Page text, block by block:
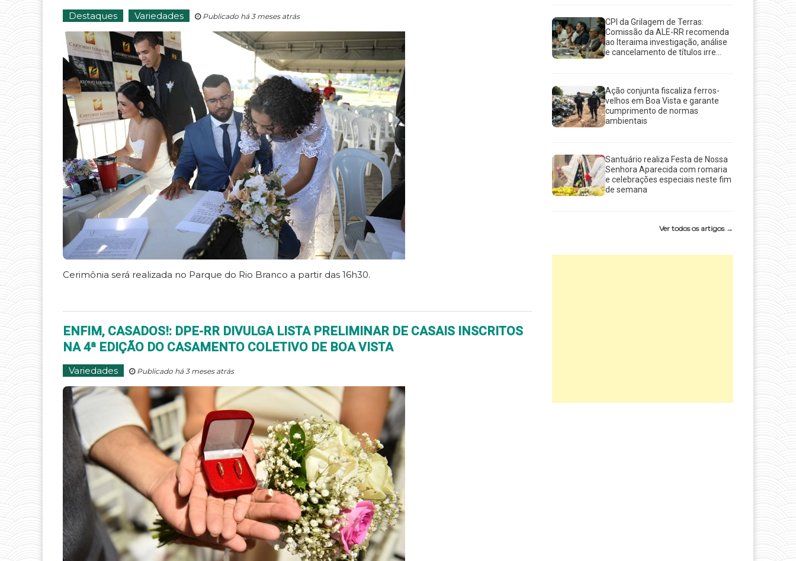
Destaques Variedades Publicado há 3 meses atrás
Cerimônia será realizada no Parque do Rio Branco a partir das 16h30.
ENFIM, CASADOS!: DPE-RR DIVULGA LISTA PRELIMINAR DE CASAIS INSCRITOS
NA 4ª EDIÇÃO DO CASAMENTO COLETIVO DE BOA VISTA
Variedades Publicado há 3 meses atrás
CPI da Grilagem de Terras:
Comissão da ALE-RR recomenda
ao Iteraima investigação, análise
e cancelamento de títulos irre...
Ação conjunta fiscaliza ferros-
velhos em Boa Vista e garante
cumprimento de normas
ambientais
Santuário realiza Festa de Nossa
Senhora Aparecida com romaria
e celebrações especiais neste fim
de semana
Ver todos os artigos →